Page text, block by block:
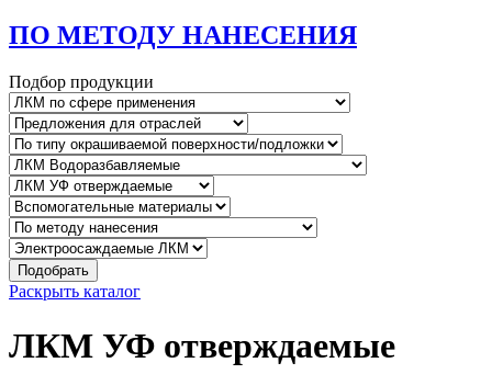
ПО МЕТОДУ НАНЕСЕНИЯ
Подбор продукции
Подобрать
Раскрыть каталог
ЛКМ УФ отверждаемые